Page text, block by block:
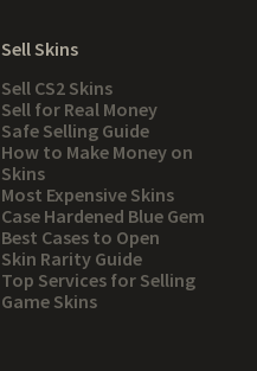
Sell Skins
Sell CS2 Skins
Sell for Real Money
Safe Selling Guide
How to Make Money on
Skins
Most Expensive Skins
Case Hardened Blue Gem
Best Cases to Open
Skin Rarity Guide
Top Services for Selling
Game Skins